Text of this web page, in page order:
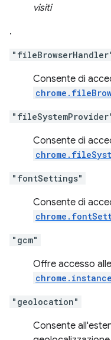
visiti
.
Consente di
Consente di
"fontSettings"
Consente di
"gcm"
Offre accesso
"geolocation"
Consente